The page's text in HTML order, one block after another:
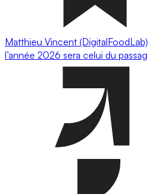
Matthieu Vincent
l’année 2026 sera celui du